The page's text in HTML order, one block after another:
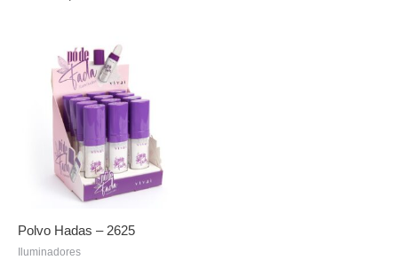
Polvo Hadas – 2625
Iluminadores